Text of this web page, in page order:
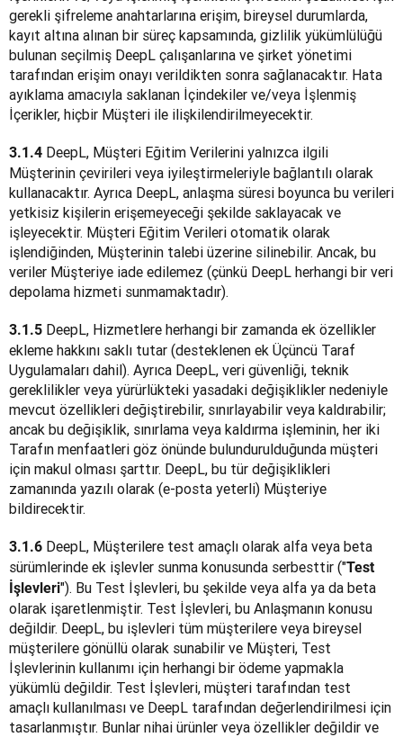
gerekli şifreleme anahtarlarına erişim, bireysel durumlarda,
kayıt altına alınan bir süreç kapsamında, gizlilik yükümlülüğü
bulunan seçilmiş DeepL çalışanlarına ve şirket yönetimi
tarafından erişim onayı verildikten sonra sağlanacaktır. Hata
ayıklama amacıyla saklanan İçindekiler ve/veya İşlenmiş
İçerikler, hiçbir Müşteri ile ilişkilendirilmeyecektir.
3.1.4 DeepL, Müşteri Eğitim Verilerini yalnızca ilgili
Müşterinin çevirileri veya iyileştirmeleriyle bağlantılı olarak
kullanacaktır. Ayrıca DeepL, anlaşma süresi boyunca bu verileri
yetkisiz kişilerin erişemeyeceği şekilde saklayacak ve
işleyecektir. Müşteri Eğitim Verileri otomatik olarak
işlendiğinden, Müşterinin talebi üzerine silinebilir. Ancak, bu
veriler Müşteriye iade edilemez (çünkü DeepL herhangi bir veri
depolama hizmeti sunmamaktadır).
3.1.5 DeepL, Hizmetlere herhangi bir zamanda ek özellikler
ekleme hakkını saklı tutar (desteklenen ek Üçüncü Taraf
Uygulamaları dahil). Ayrıca DeepL, veri güvenliği, teknik
gereklilikler veya yürürlükteki yasadaki değişiklikler nedeniyle
mevcut özellikleri değiştirebilir, sınırlayabilir veya kaldırabilir;
ancak bu değişiklik, sınırlama veya kaldırma işleminin, her iki
Tarafın menfaatleri göz önünde bulundurulduğunda müşteri
için makul olması şarttır. DeepL, bu tür değişiklikleri
zamanında yazılı olarak (e-posta yeterli) Müşteriye
bildirecektir.
3.1.6 DeepL, Müşterilere test amaçlı olarak alfa veya beta
sürümlerinde ek işlevler sunma konusunda serbesttir ("Test
İşlevleri"). Bu Test İşlevleri, bu şekilde veya alfa ya da beta
olarak işaretlenmiştir. Test İşlevleri, bu Anlaşmanın konusu
değildir. DeepL, bu işlevleri tüm müşterilere veya bireysel
müşterilere gönüllü olarak sunabilir ve Müşteri, Test
İşlevlerinin kullanımı için herhangi bir ödeme yapmakla
yükümlü değildir. Test İşlevleri, müşteri tarafından test
amaçlı kullanılması ve DeepL tarafından değerlendirilmesi için
tasarlanmıştır. Bunlar nihai ürünler veya özellikler değildir ve